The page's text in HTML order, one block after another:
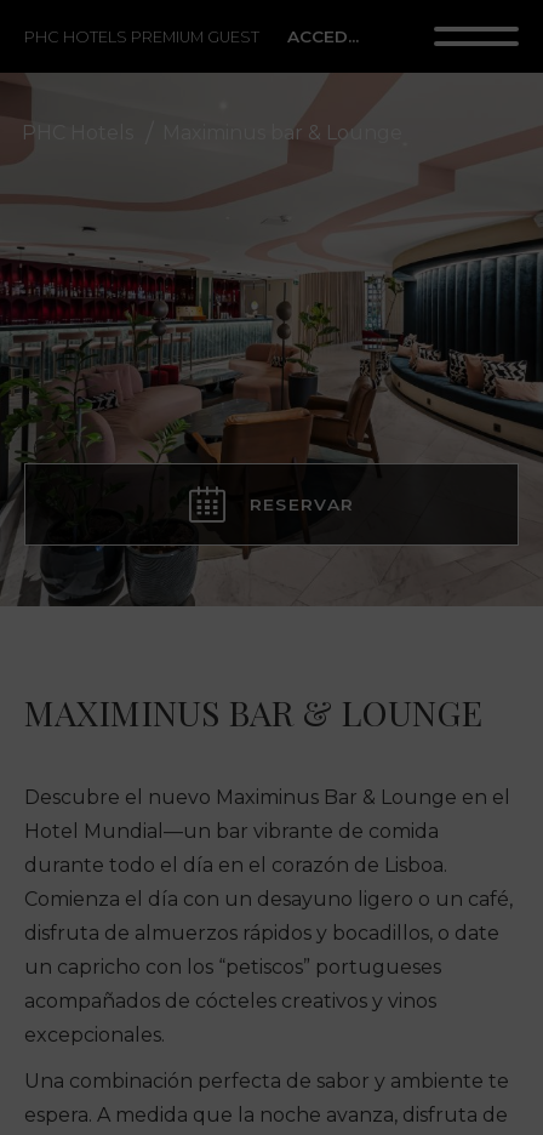
PHC HOTELS PREMIUM GUEST ACCEDER
PHC Hotels Maximinus bar & Lounge
RESERVAR
MAXIMINUS BAR & LOUNGE
Descubre el nuevo Maximinus Bar & Lounge en el
Hotel Mundial—un bar vibrante de comida
durante todo el día en el corazón de Lisboa.
Comienza el día con un desayuno ligero o un café,
disfruta de almuerzos rápidos y bocadillos, o date
un capricho con los “petiscos” portugueses
acompañados de cócteles creativos y vinos
excepcionales.
Una combinación perfecta de sabor y ambiente te
espera. A medida que la noche avanza, disfruta de